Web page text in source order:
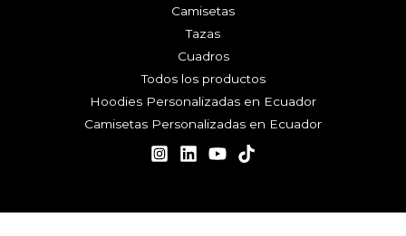
Camisetas
Tazas
Cuadros
Todos los productos
Hoodies Personalizadas en Ecuador
Camisetas Personalizadas en Ecuador